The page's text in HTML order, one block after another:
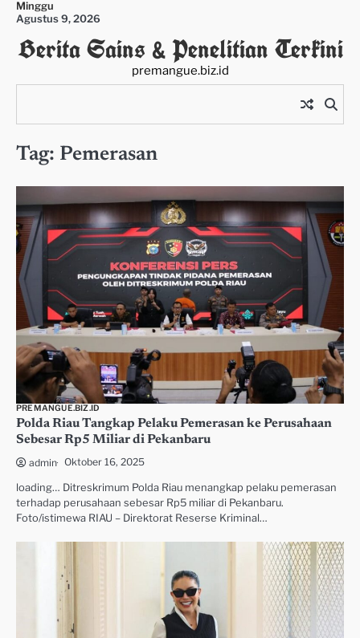
Skip
content
Minggu
Agustus 9, 2026
Berita Sains & Penelitian Terkini
premangue.biz.id
Tag: Pemerasan
PREMANGUE.BIZ.ID
Polda Riau Tangkap Pelaku Pemerasan ke Perusahaan
Sebesar Rp5 Miliar di Pekanbaru
admin Oktober 16, 2025
loading… Ditreskrimum Polda Riau menangkap pelaku pemerasan
terhadap perusahaan sebesar Rp5 miliar di Pekanbaru.
Foto/istimewa RIAU – Direktorat Reserse Kriminal…